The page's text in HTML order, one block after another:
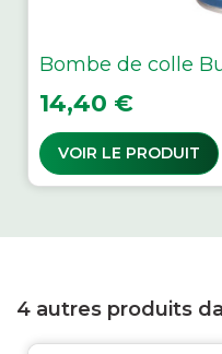
Bombe de colle
Prix
14,40 €
VOIR LE PRODUIT
4 autres produits